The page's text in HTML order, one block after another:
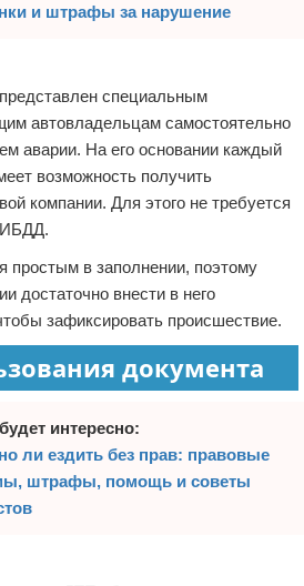
и штрафы за нарушение
специальным
автовладельцам самостоятельно
аварии. На его основании каждый
возможность получить
компании. Для этого не требуется
простым в заполнении, поэтому
достаточно внести в него
зафиксировать происшествие.
документа
интересно:
ли ездить без прав: правовые
штрафы, помощь и советы